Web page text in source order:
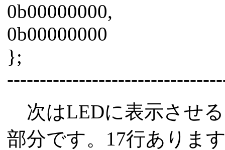
0b00000000,
0b00000000
};
次はLEDに表示させ
部分です。17行ありま